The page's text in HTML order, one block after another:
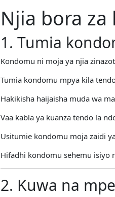
Njia bora
1. Tumia
Kondomu ni moja ya njia
Tumia kondomu mpya kila
Hakikisha haijaisha muda wa
Vaa kabla ya kuanza tendo la
Usitumie kondomu moja zaidi
Hifadhi kondomu sehemu isiyo
2. Kuwa na